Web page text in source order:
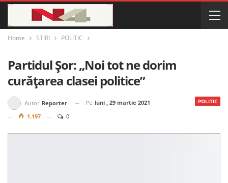
Home STIRI POLITIC
Partidul Șor: „Noi tot ne dorim
curățarea clasei politice”
POLITIC
Autor Reporter Pe luni , 29 martie 2021
1.197
0